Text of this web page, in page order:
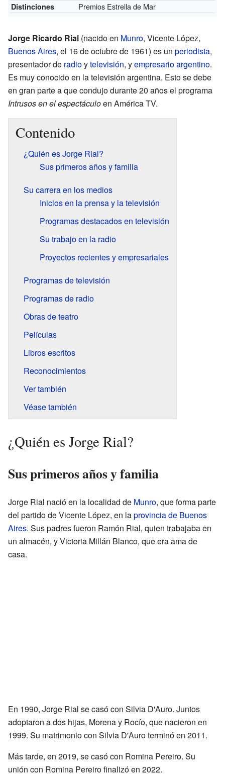
Distinciones
Premios Estrella de Mar
Jorge Ricardo Rial (nacido en Munro, Vicente López,
Buenos Aires, el 16 de octubre de 1961) es un periodista,
presentador de radioytelevisión, yempresarioargentino.
Es muy conocido en la televisión argentina. Esto se debe
en gran parte a que condujo durante 20 años el programa
Intrusos en el espectáculoen América TV.
Contenido
¿Quién es Jorge Rial?
Sus primeros años y familia
Su carrera en los medios
Inicios en la prensa y la televisión
Programas destacados en televisión
Su trabajo en la radio
Proyectos recientes y empresariales
Programas de televisión
Programas de radio
Obras de teatro
Películas
Libros escritos
Reconocimientos
Ver también
Véase también
¿Quién es Jorge Rial?
Sus primeros años y familia
Jorge Rial nació en la localidad de Munro, que forma parte
del partido de Vicente López, en laprovincia de Buenos
Aires. Sus padres fueron Ramón Rial, quien trabajaba en
un almacén, y Victoria Millán Blanco, que era ama de
casa.
En 1990, Jorge Rial se casó con Silvia D'Auro. Juntos
adoptaron a dos hijas, Morena y Rocío, que nacieron en
1999. Su matrimonio con Silvia D'Auro terminó en 2011.
Más tarde, en 2019, se casó con Romina Pereiro. Su
unión con Romina Pereiro finalizó en 2022.